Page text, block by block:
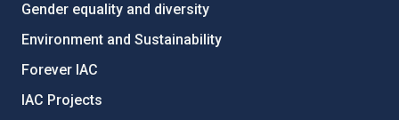
Gender equality and diversity
Environment and Sustainability
Forever IAC
IAC Projects